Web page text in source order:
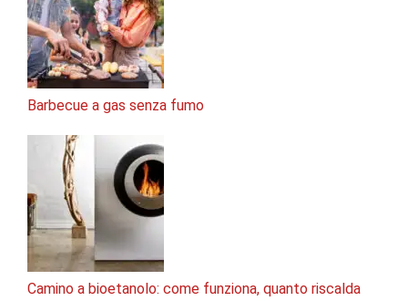
Barbecue a gas senza fumo
Camino a bioetanolo: come funziona, quanto riscalda